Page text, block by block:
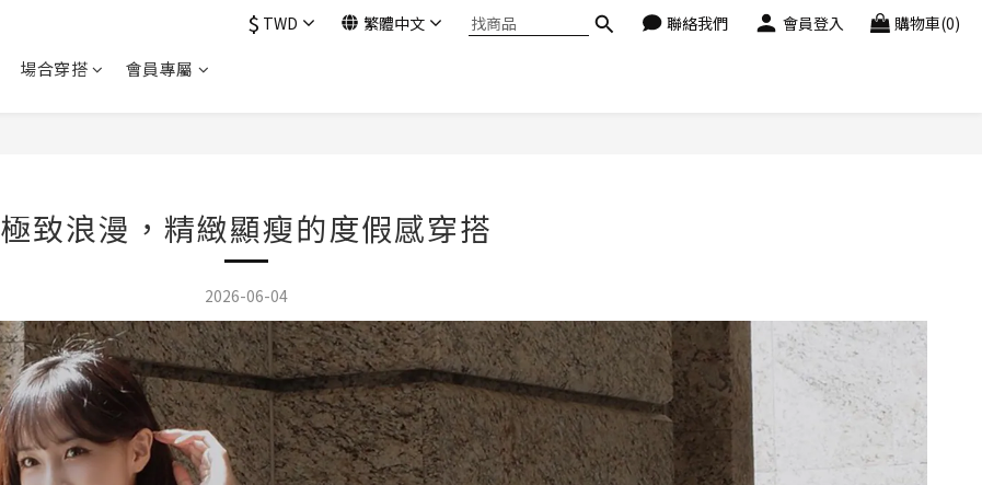
$ TWD 繁體中文 聯絡我們 會員登入 購物車(0)
場合穿搭 會員專屬
極致浪漫，精緻顯瘦的度假感穿搭
2026-06-04